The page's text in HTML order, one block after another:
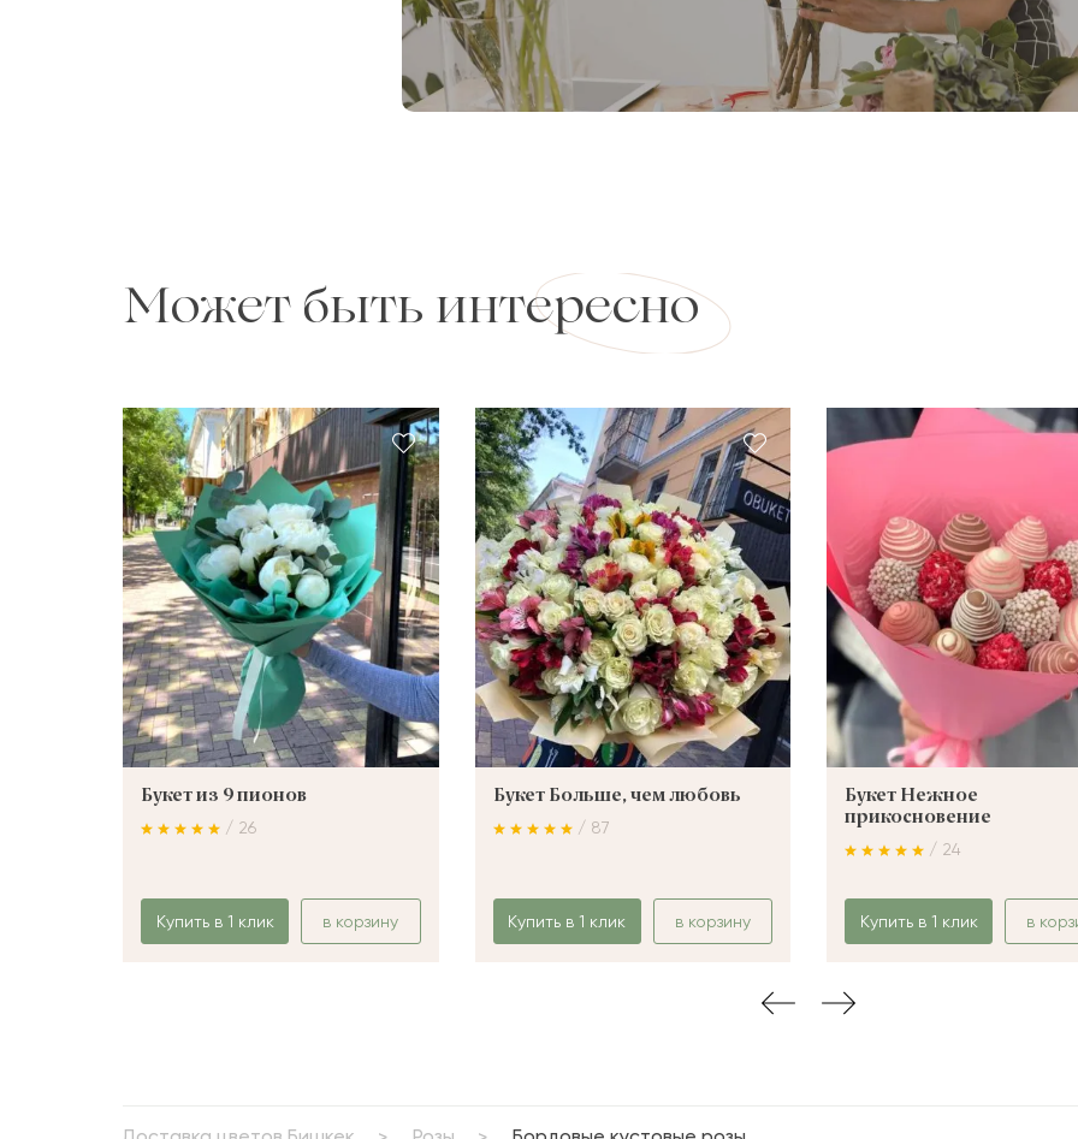
Может быть интересно
Букет из 9 пионов
/ 26
Купить в 1 клик в корзину
Букет Больше, чем любовь
/ 87
Купить в 1 клик в корзину
Букет Нежное
прикосновение
/ 24
Купить в 1 клик в